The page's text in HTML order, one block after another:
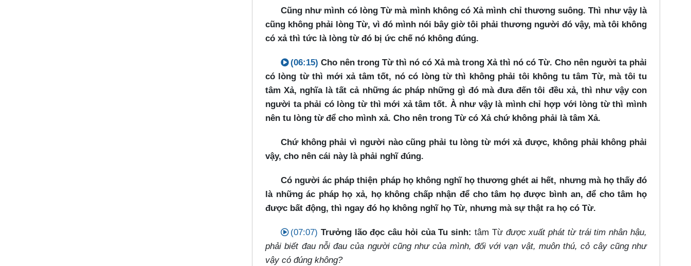
Cũng như mình có lòng Từ mà mình không có Xả mình chỉ thương suông. Thì như vậy là
cũng không phải lòng Từ, vì đó mình nói bây giờ tôi phải thương người đó vậy, mà tôi không
có xả thì tức là lòng từ đó bị ức chế nó không đúng.
(06:15) Cho nên trong Từ thì nó có Xả mà trong Xả thì nó có Từ. Cho nên người ta phải
có lòng từ thì mới xả tâm tốt, nó có lòng từ thì không phải tôi không tu tâm Từ, mà tôi tu
tâm Xả, nghĩa là tất cả những ác pháp những gì đó mà đưa đến tôi đều xả, thì như vậy con
người ta phải có lòng từ thì mới xả tâm tốt. À như vậy là mình chỉ hợp với lòng từ thì mình
nên tu lòng từ để cho mình xả. Cho nên trong Từ có Xả chứ không phải là tâm Xả.
Chứ không phải vì người nào cũng phải tu lòng từ mới xả được, không phải không phải
vậy, cho nên cái này là phải nghĩ đúng.
Có người ác pháp thiện pháp họ không nghĩ họ thương ghét ai hết, nhưng mà họ thấy đó
là những ác pháp họ xả, họ không chấp nhận để cho tâm họ được bình an, để cho tâm họ
được bất động, thì ngay đó họ không nghĩ họ Từ, nhưng mà sự thật ra họ có Từ.
(07:07) Trưởng lão đọc câu hỏi của Tu sinh: tâm Từ được xuất phát từ trái tim nhân hậu,
phải biết đau nỗi đau của người cũng như của mình, đối với vạn vật, muôn thú, cỏ cây cũng như
vậy có đúng không?